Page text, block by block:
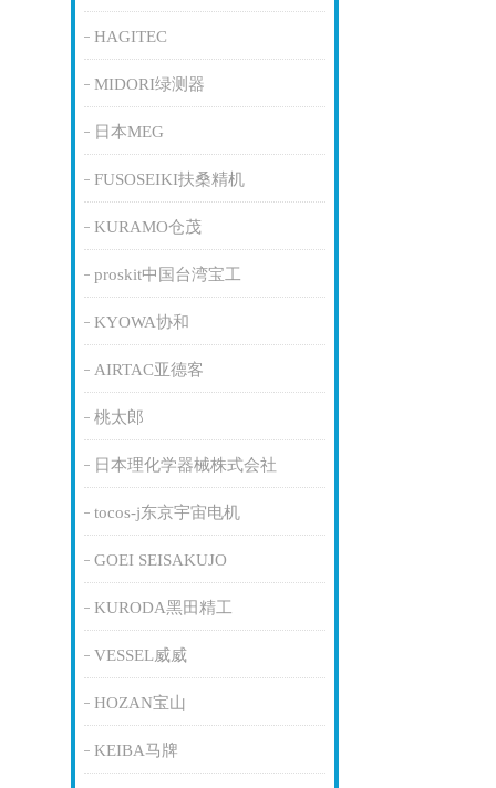
HAGITEC
MIDORI绿测器
日本MEG
FUSOSEIKI扶桑精机
KURAMO仓茂
proskit中国台湾宝工
KYOWA协和
AIRTAC亚德客
桃太郎
日本理化学器械株式会社
tocos-j东京宇宙电机
GOEI SEISAKUJO
KURODA黑田精工
VESSEL威威
HOZAN宝山
KEIBA马牌